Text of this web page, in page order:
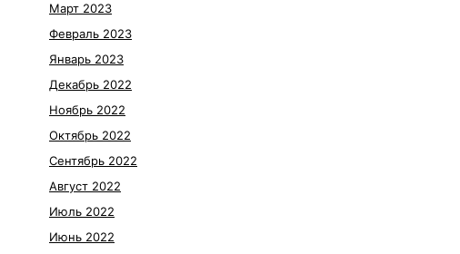
Март 2023
Февраль 2023
Январь 2023
Декабрь 2022
Ноябрь 2022
Октябрь 2022
Сентябрь 2022
Август 2022
Июль 2022
Июнь 2022